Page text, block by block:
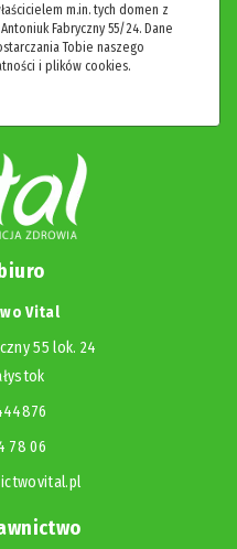
m.in. tych domen z
Fabryczny 55/24. Dane
Tobie naszego
i plików cookies.
Vital
55 lok. 24
78 06